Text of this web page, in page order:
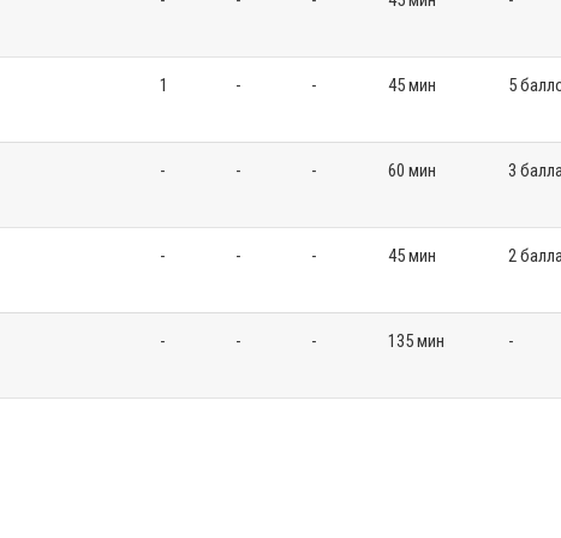
1 - - 45 мин 5
- - - 60 мин 3
- - - 45 мин 2
- - - 135 мин -